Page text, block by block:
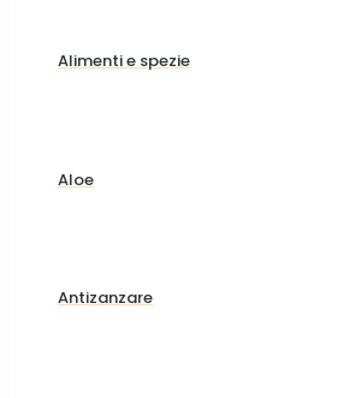
Alimenti e spezie
Aloe
Antizanzare